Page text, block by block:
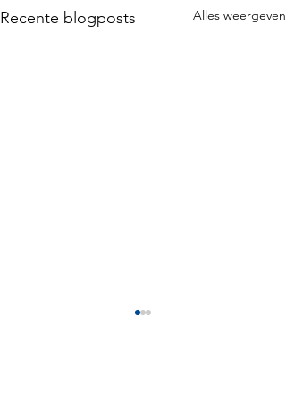
Recente blogposts Alles weergeven